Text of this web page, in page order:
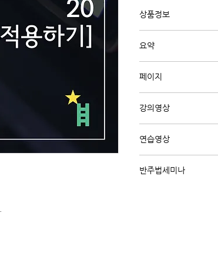
상품정보
다.
요약
하는지 배워 봅시다
페이지
강의영상
연습영상
반주법세미나